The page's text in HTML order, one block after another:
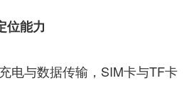
能力
与数据传输，SIM卡与TF卡